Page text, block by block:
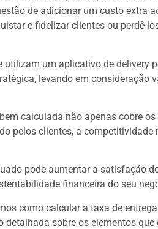
de adicionar um custo extra
e fidelizar clientes ou perdê-
utilizam um aplicativo de delivery
levando em consideração
calculada não apenas cobre
pelos clientes, a
pode aumentar a satisfação
financeira do seu
como calcular a taxa de
detalhada sobre os elementos